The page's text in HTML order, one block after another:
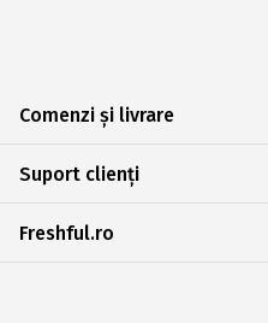
Comenzi și livrare
Suport clienți
Freshful.ro